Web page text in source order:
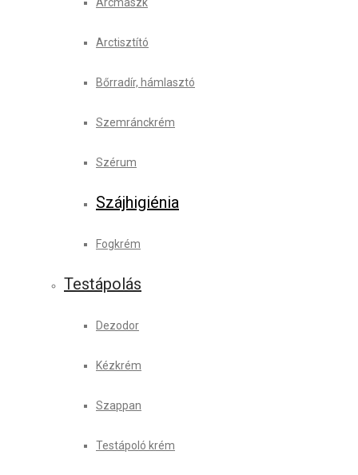
Arctisztító
Bőrradír, hámlasztó
Szemránckrém
Szérum
Szájhigiénia
Fogkrém
Testápolás
Dezodor
Kézkrém
Szappan
Testápoló krém